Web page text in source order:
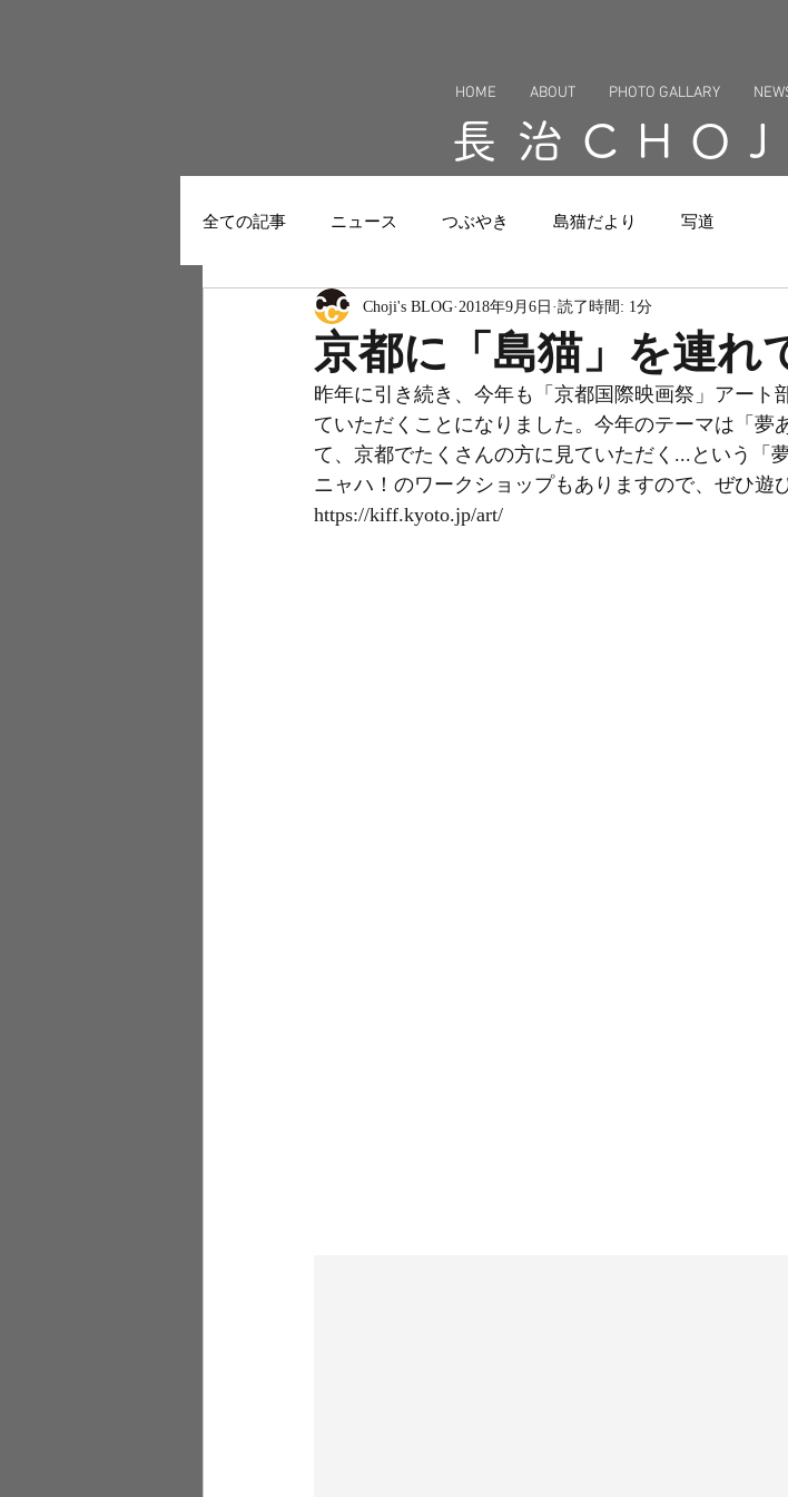
HOME ABOUT PHOTO GALLARY
長治
全ての記事 ニュース つぶやき 島猫だより 写道
京都に「島猫」を連れ
Choji's BLOG 2018年9月6日 読了時間: 1分
昨年に引き続き、今年も「京都国際映画祭」アート
ていただくことになりました。今年のテーマは「夢
て、京都でたくさんの方に見ていただく...という「
ニャハ！のワークショップもありますので、ぜひ遊
https://kiff.kyoto.jp/art/